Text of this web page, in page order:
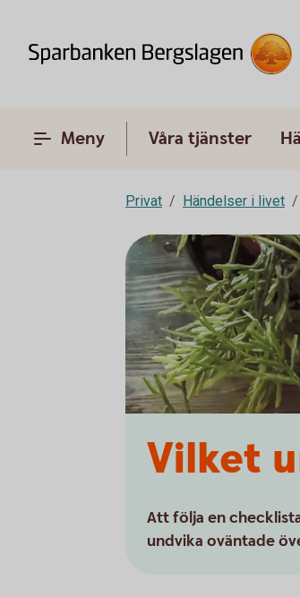
Meny Våra tjänster
Privat Händelser i livet
Vilket
Att följa en
undvika oväntade